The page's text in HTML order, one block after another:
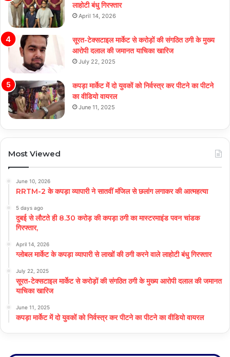
लाहोटी बंधु गिरफ्तार
April 14, 2026
सूरत-टेक्सटाइल मार्केट से करोड़ों की संगठित ठगी के मुख्य
आरोपी दलाल की जमानत याचिका खारिज
July 22, 2025
कपड़ा मार्केट में दो युवकों को निर्वस्त्र कर पीटने का पीटने
का वीडियो वायरल
June 11, 2025
Most Viewed
June 10, 2026
RRTM-2 के कपड़ा व्यापारी ने सातवीं मंजिल से छलांग लगाकर की आत्महत्या
5 days ago
दुबई से लौटते ही 8.30 करोड़ की कपड़ा ठगी का मास्टरमाइंड पवन चांडक
गिरफ्तार,
April 14, 2026
ग्लोबल मार्केट के कपड़ा व्यापारी से लाखों की ठगी करने वाले लाहोटी बंधु गिरफ्तार
July 22, 2025
सूरत-टेक्सटाइल मार्केट से करोड़ों की संगठित ठगी के मुख्य आरोपी दलाल की जमानत
याचिका खारिज
June 11, 2025
कपड़ा मार्केट में दो युवकों को निर्वस्त्र कर पीटने का पीटने का वीडियो वायरल